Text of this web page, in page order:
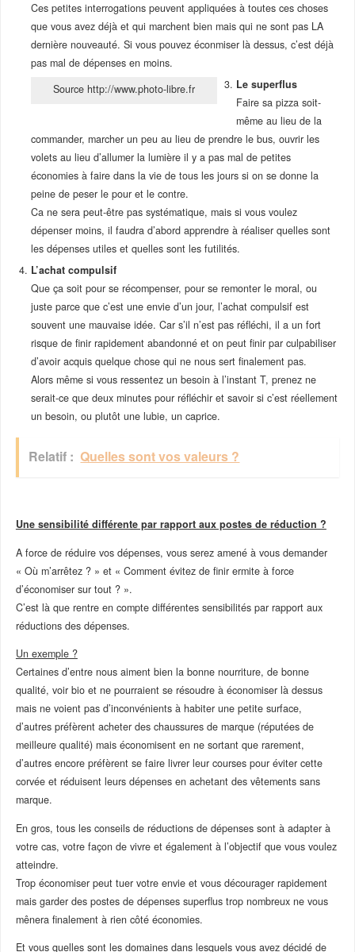
Ces petites interrogations peuvent appliquées à toutes ces choses
que vous avez déjà et qui marchent bien mais qui ne sont pas LA
dernière nouveauté. Si vous pouvez éconmiser là dessus, c’est déjà
pas mal de dépenses en moins.
Source http://www.photo-libre.fr
Le superflus
Faire sa pizza soit-
même au lieu de la
commander, marcher un peu au lieu de prendre le bus, ouvrir les
volets au lieu d’allumer la lumière il y a pas mal de petites
économies à faire dans la vie de tous les jours si on se donne la
peine de peser le pour et le contre.
Ca ne sera peut-être pas systématique, mais si vous voulez
dépenser moins, il faudra d’abord apprendre à réaliser quelles sont
les dépenses utiles et quelles sont les futilités.
L’achat compulsif
Que ça soit pour se récompenser, pour se remonter le moral, ou
juste parce que c’est une envie d’un jour, l’achat compulsif est
souvent une mauvaise idée. Car s’il n’est pas réfléchi, il a un fort
risque de finir rapidement abandonné et on peut finir par culpabiliser
d’avoir acquis quelque chose qui ne nous sert finalement pas.
Alors même si vous ressentez un besoin à l’instant T, prenez ne
serait-ce que deux minutes pour réfléchir et savoir si c’est réellement
un besoin, ou plutôt une lubie, un caprice.
Relatif : Quelles sont vos valeurs ?
Une sensibilité différente par rapport aux postes de réduction ?
A force de réduire vos dépenses, vous serez amené à vous demander
« Où m’arrêtez ? » et « Comment évitez de finir ermite à force
d’économiser sur tout ? ».
C’est là que rentre en compte différentes sensibilités par rapport aux
réductions des dépenses.
Un exemple ?
Certaines d’entre nous aiment bien la bonne nourriture, de bonne
qualité, voir bio et ne pourraient se résoudre à économiser là dessus
mais ne voient pas d’inconvénients à habiter une petite surface,
d’autres préfèrent acheter des chaussures de marque (réputées de
meilleure qualité) mais économisent en ne sortant que rarement,
d’autres encore préfèrent se faire livrer leur courses pour éviter cette
corvée et réduisent leurs dépenses en achetant des vêtements sans
marque.
En gros, tous les conseils de réductions de dépenses sont à adapter à
votre cas, votre façon de vivre et également à l’objectif que vous voulez
atteindre.
Trop économiser peut tuer votre envie et vous décourager rapidement
mais garder des postes de dépenses superflus trop nombreux ne vous
mênera finalement à rien côté économies.
Et vous quelles sont les domaines dans lesquels vous avez décidé de